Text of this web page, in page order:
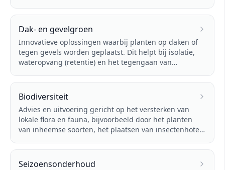
Dak- en gevelgroen
Innovatieve oplossingen waarbij planten op daken of
tegen gevels worden geplaatst. Dit helpt bij isolatie,
wateropvang (retentie) en het tegengaan van
Biodiversiteit
Advies en uitvoering gericht op het versterken van
lokale flora en fauna, bijvoorbeeld door het planten
van inheemse soorten, het plaatsen van insectenhotels
Seizoensonderhoud